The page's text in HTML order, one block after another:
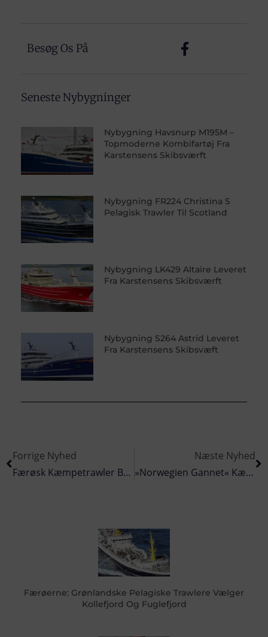
Besøg Os På
Seneste Nybygninger
Nybygning Havsnurp M195M –
Topmoderne Kombifartøj Fra
Karstensens Skibsværft
Nybygning FR224 Christina S
Pelagisk Trawler Til Scotland
Nybygning LK429 Altaire Leveret
Fra Karstensens Skibsværft
Nybygning S264 Astrid Leveret
Fra Karstensens Skibsvæft
Forrige Nyhed
Færøsk Kæmpetrawler Bestilt Hos Karstensens I Skagen
Næste Nyhed
»Norwegien Gannet« Kæmper For Fremtidens Arbejdspladser I Fiskeriet
Færøerne: Grønlandske Pelagiske Trawlere Vælger
Kollefjord Og Fuglefjord